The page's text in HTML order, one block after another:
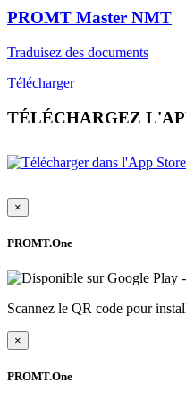
PROMT Master NMT
Traduisez des documents
Télécharger
TÉLÉCHARGEZ
×
PROMT.One
Scannez le QR code pour
×
PROMT.One